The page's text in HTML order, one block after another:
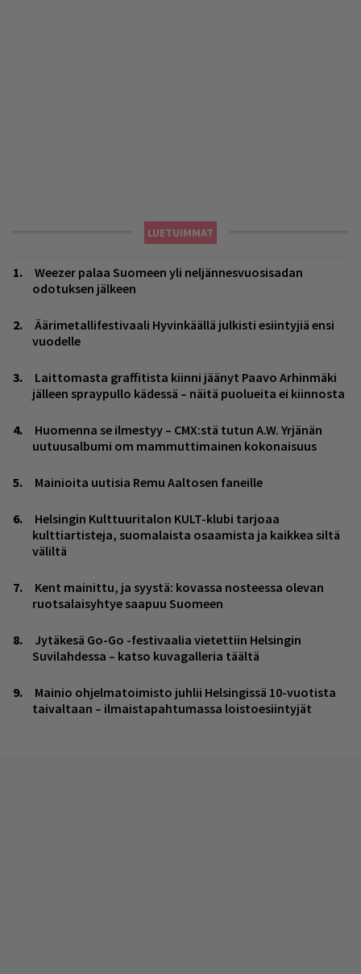
LUETUIMMAT
Weezer palaa Suomeen yli neljännesvuosisadan
odotuksen jälkeen
Äärimetallifestivaali Hyvinkäällä julkisti esiintyjiä ensi
vuodelle
Laittomasta graffitista kiinni jäänyt Paavo Arhinmäki
jälleen spraypullo kädessä – näitä puolueita ei kiinnosta
Huomenna se ilmestyy – CMX:stä tutun A.W. Yrjänän
uutuusalbumi om mammuttimainen kokonaisuus
Mainioita uutisia Remu Aaltosen faneille
Helsingin Kulttuuritalon KULT-klubi tarjoaa
kulttiartisteja, suomalaista osaamista ja kaikkea siltä
väliltä
Kent mainittu, ja syystä: kovassa nosteessa olevan
ruotsalaisyhtye saapuu Suomeen
Jytäkesä Go-Go -festivaalia vietettiin Helsingin
Suvilahdessa – katso kuvagalleria täältä
Mainio ohjelmatoimisto juhlii Helsingissä 10-vuotista
taivaltaan – ilmaistapahtumassa loistoesiintyjät